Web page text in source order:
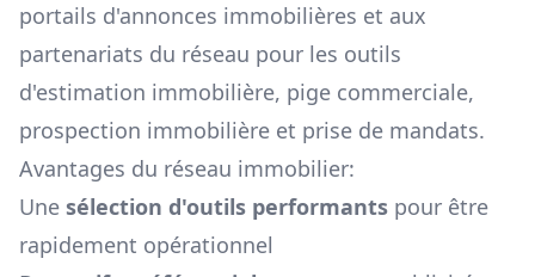
portails d'annonces immobilières et aux
partenariats du réseau pour les outils
d'estimation immobilière, pige commerciale,
prospection immobilière et prise de mandats.
Avantages du réseau immobilier:
Une sélection d'outils performants pour être
rapidement opérationnel